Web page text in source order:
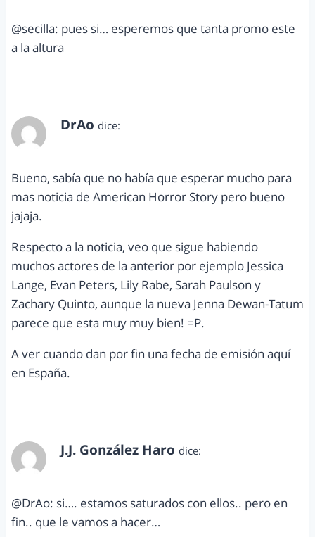
@secilla: pues si… esperemos que tanta promo este
a la altura
DrAo dice:
Bueno, sabía que no había que esperar mucho para
mas noticia de American Horror Story pero bueno
jajaja.
Respecto a la noticia, veo que sigue habiendo
muchos actores de la anterior por ejemplo Jessica
Lange, Evan Peters, Lily Rabe, Sarah Paulson y
Zachary Quinto, aunque la nueva Jenna Dewan-Tatum
parece que esta muy muy bien! =P.
A ver cuando dan por fin una fecha de emisión aquí
en España.
J.J. González Haro dice:
@DrAo: si…. estamos saturados con ellos.. pero en
fin.. que le vamos a hacer…